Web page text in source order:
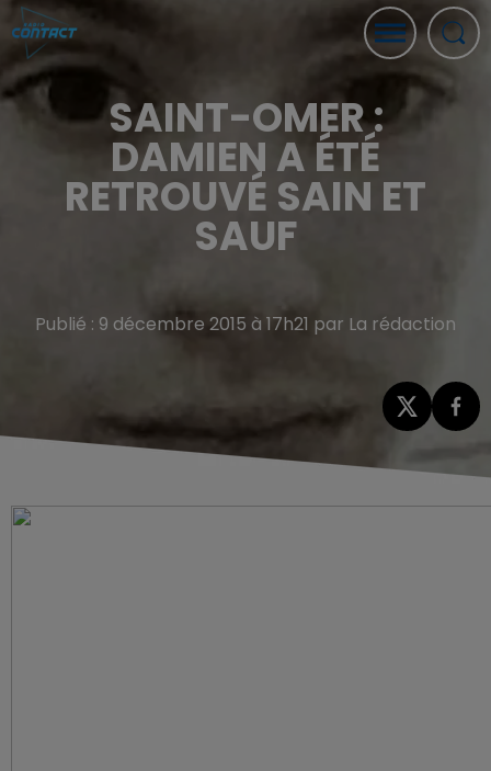
SAINT-OMER :
DAMIEN A ÉTÉ
RETROUVÉ SAIN ET
SAUF
Publié : 9 décembre 2015 à 17h21 par La rédaction